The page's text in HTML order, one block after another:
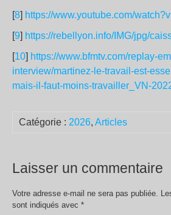
[8] https://www.youtube.com/
[9] https://rebellyon.info/IMG/jpg/
[10] https://www.bfmtv.com/replay-
interview/martinez-le-travail-est-
mais-il-faut-moins-travailler_VN-
Catégorie : 2026, Articles
Laisser un commentaire
Votre adresse e-mail ne sera pas publiée.
sont indiqués avec *